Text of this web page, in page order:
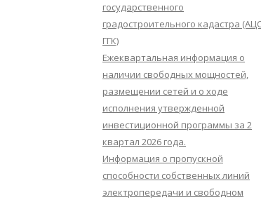
государственного
градостроительного кадастра
ГГК)
Ежеквартальная информация о
наличии свободных мощностей,
размещении сетей и о ходе
исполнения утвержденной
инвестиционной программы за 2
квартал 2026 года.
Информация о пропускной
способности собственных линий
электропередачи и свободном